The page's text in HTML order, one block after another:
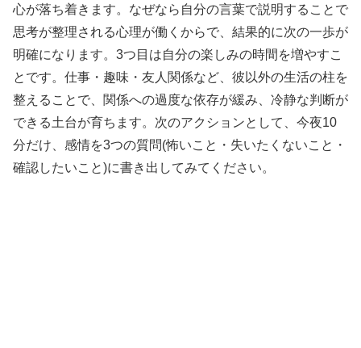
心が落ち着きます。なぜなら自分の言葉で説明することで
思考が整理される心理が働くからで、結果的に次の一歩が
明確になります。3つ目は自分の楽しみの時間を増やすこ
とです。仕事・趣味・友人関係など、彼以外の生活の柱を
整えることで、関係への過度な依存が緩み、冷静な判断が
できる土台が育ちます。次のアクションとして、今夜10
分だけ、感情を3つの質問(怖いこと・失いたくないこと・
確認したいこと)に書き出してみてください。